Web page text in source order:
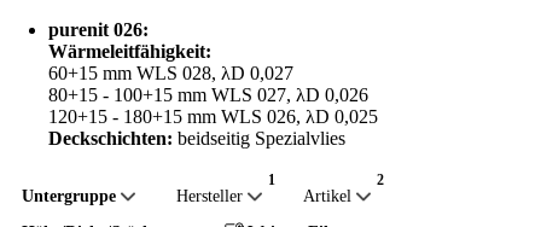
purenit 026:
Wärmeleitfähigkeit:
60+15 mm WLS 028, λD 0,027
80+15 - 100+15 mm WLS 027, λD 0,026
120+15 - 180+15 mm WLS 026, λD 0,025
Deckschichten: beidseitig Spezialvlies
Untergruppe Hersteller
Artikel